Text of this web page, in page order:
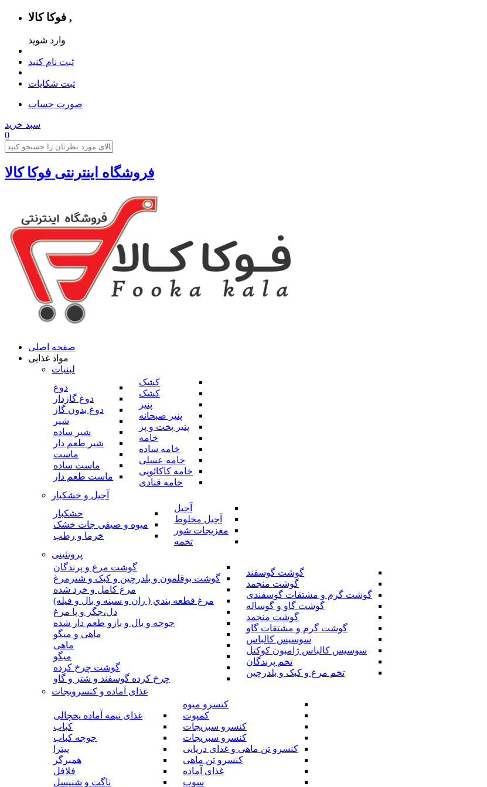
فوکا کالا ,
وارد شوید
ثبت نام کنید
ثبت شکایات
صورت حساب
سبد خرید
0
فروشگاه اینترنتی فوکا کالا
صفحه اصلی
مواد غذایی
لبنیات
کشک
کشک
پنیر
پنیر صبحانه
پنیر پخت و پز
خامه
خامه ساده
خامه عسلی
خامه کاکائویی
خامه قنادی
دوغ
دوغ گازدار
دوغ بدون گاز
شیر
شیر ساده
شیر طعم دار
ماست
ماست ساده
ماست طعم دار
آجیل و خشکبار
آجیل
آجیل مخلوط
مغزیجات شور
تخمه
خشکبار
میوه و صیفی جات خشک
خرما و رطب
پروتئینی
گوشت گوسفند
گوشت منجمد
گوشت گرم و مشتقات گوسفندی
گوشت گاو و گوساله
گوشت منجمد
گوشت گرم و مشتقات گاو
سوسیس کالباس
سوسیس کالباس ژامبون کوکتل
تخم پرندگان
تخم مرغ و کبک و بلدرچین
گوشت مرغ و پرندگان
گوشت بوقلمون و بلدرچین و کبک و شترمرغ
مرغ کامل و خرد شده
مرغ قطعه بندي ( ران و سينه و بال و فيله)
دل،جگر و پا مرغ
جوجه و بال و بازو طعم دار شده
ماهی و میگو
ماهی
میگو
گوشت چرخ کرده
چرخ کرده گوسفند و شتر و گاو
غذای آماده و کنسرویجات
کنسرو میوه
کمپوت
کنسرو سبزیجات
کنسرو سبزیجات
کنسرو تن ماهی و غذای دریایی
کنسرو تن ماهی
غذای آماده
سوپ
غذای نیمه آماده یخچالی
کباب
جوجه کباب
پیتزا
همبرگر
فلافل
ناگت و شنیسل